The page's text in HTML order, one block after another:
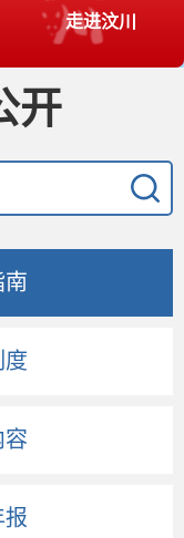
走进汶川
开
南
度
容
报